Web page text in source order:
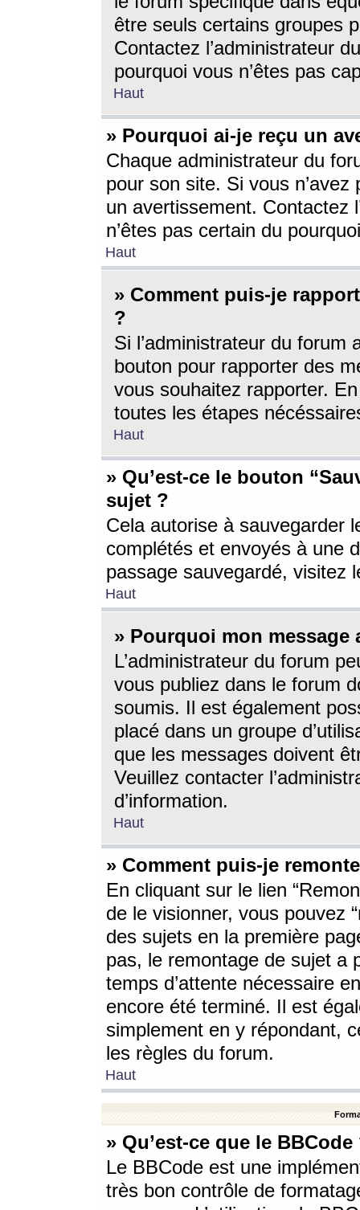
être seuls certains groupes
Contactez l’administrateur
pourquoi vous n’êtes pas
Haut
» Pourquoi ai-je reçu un
Chaque administrateur du
pour son site. Si vous
un avertissement. Contactez
n’êtes pas certain du
Haut
» Comment puis-je
?
Si l’administrateur du forum
bouton pour rapporter des
vous souhaitez rapporter.
toutes les étapes
Haut
» Qu’est-ce le bouton
sujet ?
Cela autorise à sauvegarder
complétés et envoyés à une
passage sauvegardé, visitez
Haut
» Pourquoi mon message
L’administrateur du forum
vous publiez dans le forum
soumis. Il est également
placé dans un groupe
que les messages doivent
Veuillez contacter
d’information.
Haut
» Comment puis-je
En cliquant sur le lien
de le visionner, vous pouvez
des sujets en la première
pas, le remontage de sujet a
temps d’attente nécessaire
encore été terminé. Il est
simplement en y répondant,
les règles du forum.
Haut
» Qu’est-ce que le BBCode
Le BBCode est une
très bon contrôle de